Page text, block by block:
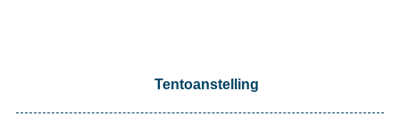
Tentoanstelling